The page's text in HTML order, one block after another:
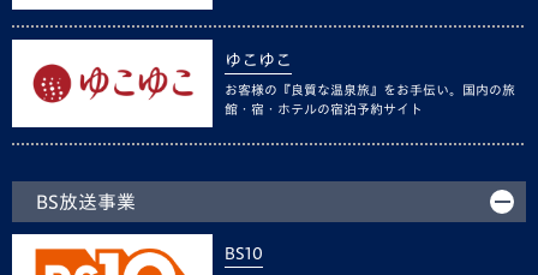
ゆこゆこ
お客様の『良質な温泉旅』をお手伝い。国内の旅
館・宿・ホテルの宿泊予約サイト
BS放送事業
BS10